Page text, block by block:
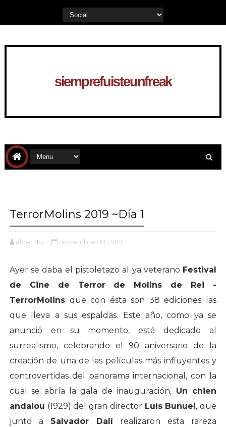
siemprefuisteunfreak
TerrorMolins 2019 ~Día 1
alberTTo noviembre 09, 2019
Ayer se daba el pistoletazo al ya veterano Festival
de Cine de Terror de Molins de Rei -
TerrorMolinsque con ésta son 38 ediciones las
que lleva a sus espaldas. Este año, como ya se
anunció en su momento, está dedicado al
surrealismo, celebrando el 90 aniversario de la
creación de una de las películas más influyentes y
controvertidas del panorama internacional, con la
cual se abría la gala de inauguración, Un chien
andalou (1929) del gran director Luís Buñuel , que
junto a Salvador Dalírealizaron esta rareza